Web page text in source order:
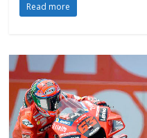
Read more